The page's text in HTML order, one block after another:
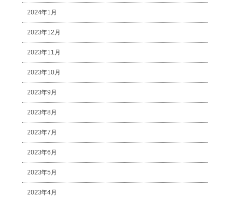
2024年1月
2023年12月
2023年11月
2023年10月
2023年9月
2023年8月
2023年7月
2023年6月
2023年5月
2023年4月